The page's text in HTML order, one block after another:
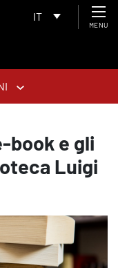
IT
MENU
book e gli
Luigi